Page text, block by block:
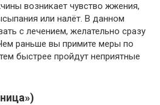
возникает чувство жжения,
или налёт. В данном
с лечением, желательно сразу
раньше вы примите меры по
быстрее пройдут неприятные